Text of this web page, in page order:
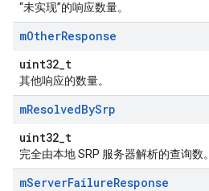
“未实现”的响应数量。
mOtherResponse
uint32_t
其他响应的数量。
mResolvedBySrp
uint32_t
完全由本地 SRP 服务器解析的查询数。
mServerFailureResponse